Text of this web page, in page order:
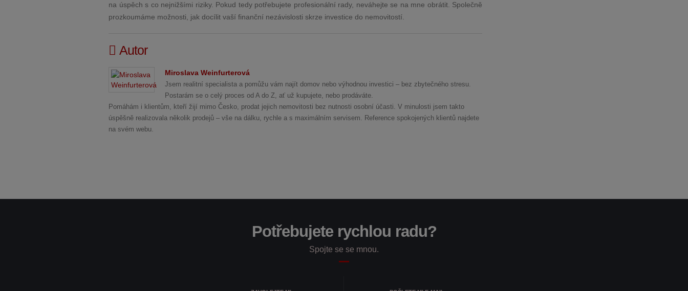
na úspěch s co nejnižšími riziky. Pokud tedy potřebujete profesionální rady, neváhejte se na mne obrátit. Společně
prozkoumáme možnosti, jak docílit vaší finanční nezávislosti skrze investice do nemovitostí.
Autor
Miroslava Weinfurterová
Jsem realitní specialista a pomůžu vám najít domov nebo výhodnou investici – bez zbytečného stresu.
Postarám se o celý proces od A do Z, ať už kupujete, nebo prodáváte.
Pomáhám i klientům, kteří žijí mimo Česko, prodat jejich nemovitosti bez nutnosti osobní účasti. V minulosti jsem takto
úspěšně realizovala několik prodejů – vše na dálku, rychle a s maximálním servisem. Reference spokojených klientů najdete
na svém webu.
Potřebujete rychlou radu?
Spojte se se mnou.